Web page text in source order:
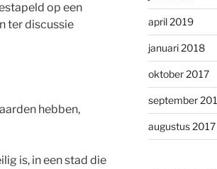
op een
ter discussie
hebben,
is, in een stad die
april 2019
januari 2018
oktober 2017
september
augustus 2017